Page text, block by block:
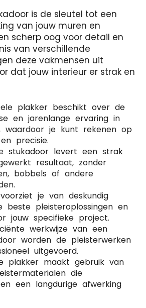
is de sleutel tot een
van jouw muren en
scherp oog voor detail en
van verschillende
deze vakmensen uit
dat jouw interieur er strak en
plakker beschikt over de
en jarenlange ervaring in
waardoor je kunt rekenen op
precisie.
stukadoor levert een strak
resultaat, zonder
bobbels of andere
je van deskundig
beste pleisteroplossingen en
jouw specifieke project.
werkwijze van een
worden de pleisterwerken
uitgevoerd.
plakker maakt gebruik van
die
een langdurige afwerking